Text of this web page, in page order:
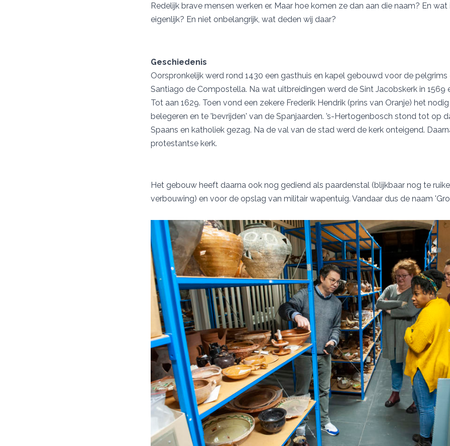
Redelijk brave mensen werken er. Maar hoe komen ze dan aan die naam? En wat
eigenlijk? En niet onbelangrijk, wat deden wij daar?
Geschiedenis
Oorspronkelijk werd rond 1430 een gasthuis en kapel gebouwd voor de
Santiago de Compostella. Na wat uitbreidingen werd de Sint Jacobskerk in 1569
Tot aan 1629. Toen vond een zekere Frederik Hendrik (prins van Oranje) het
belegeren en te 'bevrijden' van de Spanjaarden. ’s-Hertogenbosch stond tot op
Spaans en katholiek gezag. Na de val van de stad werd de kerk onteigend.
protestantse kerk.
Het gebouw heeft daarna ook nog gediend als paardenstal (blijkbaar nog te
verbouwing) en voor de opslag van militair wapentuig. Vandaar dus de naam